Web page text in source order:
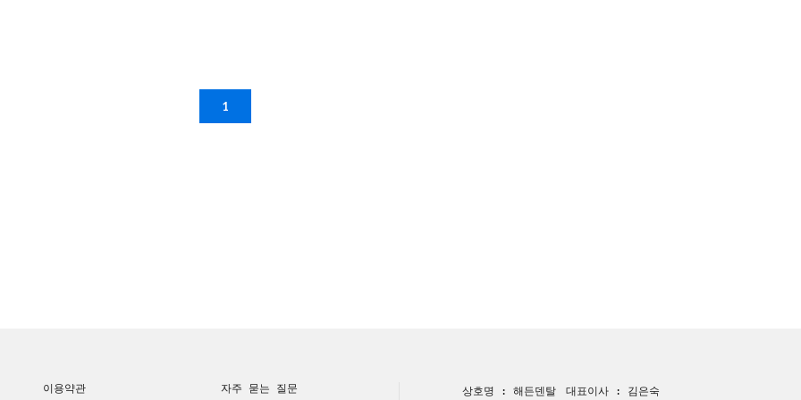
1
이용약관 자주 묻는 질문 상호명 : 해든덴탈 대표이사 : 김은숙